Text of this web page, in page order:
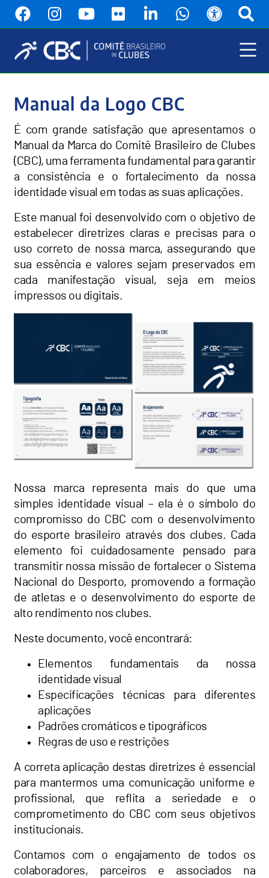
conteúdo
Principal
Manual da Logo CBC
É com grande satisfação que apresentamos o
Manual da Marca do Comitê Brasileiro de Clubes
(CBC), uma ferramenta fundamental para garantir
a consistência e o fortalecimento da nossa
identidade visual em todas as suas aplicações.
Este manual foi desenvolvido com o objetivo de
estabelecer diretrizes claras e precisas para o
uso correto de nossa marca, assegurando que
sua essência e valores sejam preservados em
cada manifestação visual, seja em meios
impressos ou digitais.
Nossa marca representa mais do que uma
simples identidade visual – ela é o símbolo do
compromisso do CBC com o desenvolvimento
do esporte brasileiro através dos clubes. Cada
elemento foi cuidadosamente pensado para
transmitir nossa missão de fortalecer o Sistema
Nacional do Desporto, promovendo a formação
de atletas e o desenvolvimento do esporte de
alto rendimento nos clubes.
Neste documento, você encontrará:
Elementos fundamentais da nossa
identidade visual
Especificações técnicas para diferentes
aplicações
Padrões cromáticos e tipográficos
Regras de uso e restrições
A correta aplicação destas diretrizes é essencial
para mantermos uma comunicação uniforme e
profissional, que reflita a seriedade e o
comprometimento do CBC com seus objetivos
institucionais.
Contamos com o engajamento de todos os
colaboradores, parceiros e associados na